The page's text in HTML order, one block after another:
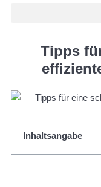
Tipps
Inhaltsangabe